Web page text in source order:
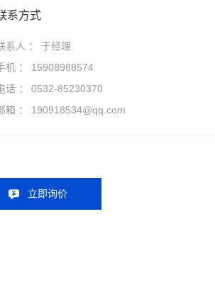
系方式
系人 ： 于经理
机 ： 15908988574
话 ： 0532-85230370
箱 ： 190918534@qq.com
立即询价